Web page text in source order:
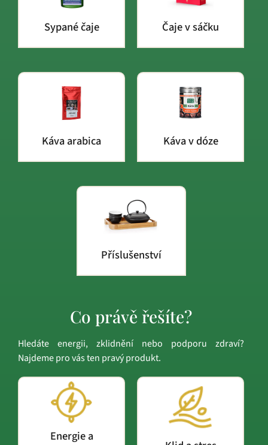
Sypané čaje Čaje v sáčku
Káva arabica Káva v dóze
Příslušenství
Co právě řešíte?
Hledáte energii, zklidnění nebo podporu zdraví?
Najdeme pro vás ten pravý produkt.
Energie a